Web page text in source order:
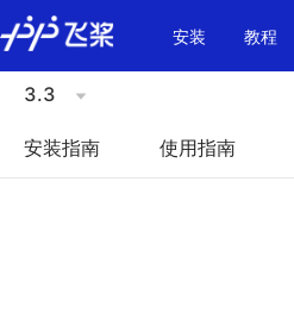
\u200E
安装
教程
3.3
安装指南 使用指南